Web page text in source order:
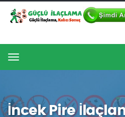
Menu
İncek Pire